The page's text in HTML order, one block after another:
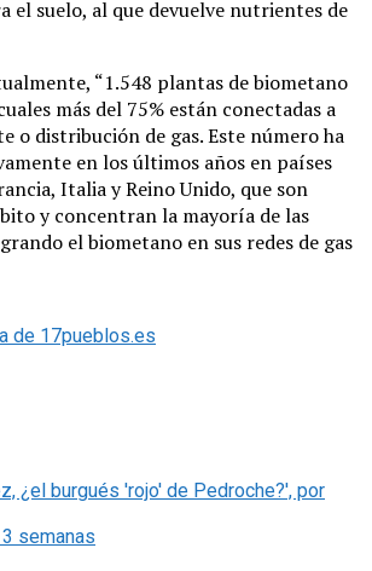
el suelo, al que devuelve nutrientes de
“1.548 plantas de biometano
más del 75% están conectadas a
o distribución de gas. Este número ha
en los últimos años en países
Italia y Reino Unido, que son
y concentran la mayoría de las
el biometano en sus redes de gas
3 semanas